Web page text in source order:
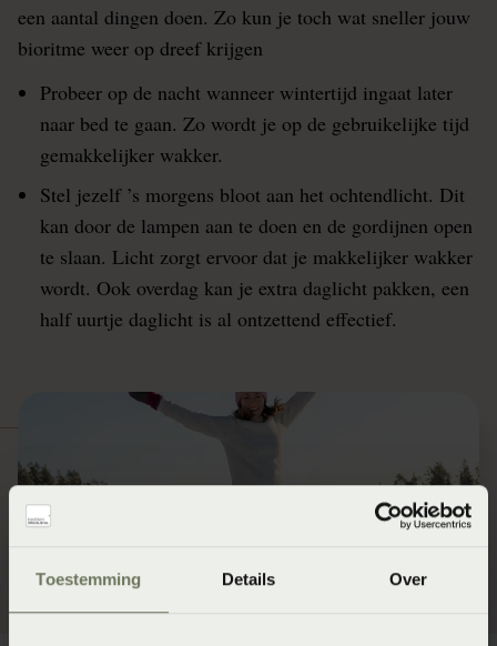
Toestemming Details Over
een aantal dingen doen. Zo kun je toch wat sneller jouw
bioritme weer op dreef krijgen
Probeer op de nacht wanneer wintertijd ingaat later
naar bed te gaan. Zo wordt je op de gebruikelijke tijd
gemakkelijker wakker.
Stel jezelf ’s morgens bloot aan het ochtendlicht. Dit
kan door de lampen aan te doen en de gordijnen open
te slaan. Licht zorgt ervoor dat je makkelijker wakker
wordt. Ook overdag kan je extra daglicht pakken, een
half uurtje daglicht is al ontzettend effectief.